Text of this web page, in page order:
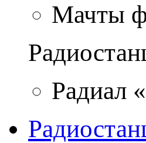
Мачты
Радиал